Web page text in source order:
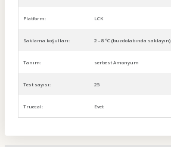
Platform: LCK
Saklama koşulları: 2 - 8 °C (buzdolabında saklayın)
Tanım: serbest Amonyum
Test sayısı: 25
Truecal: Evet